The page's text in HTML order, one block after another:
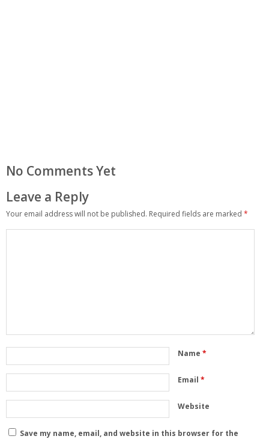
No Comments Yet
Leave a Reply
Your email address will not be published. Required fields are marked *
Name *
Email *
Website
Save my name, email, and website in this browser for the